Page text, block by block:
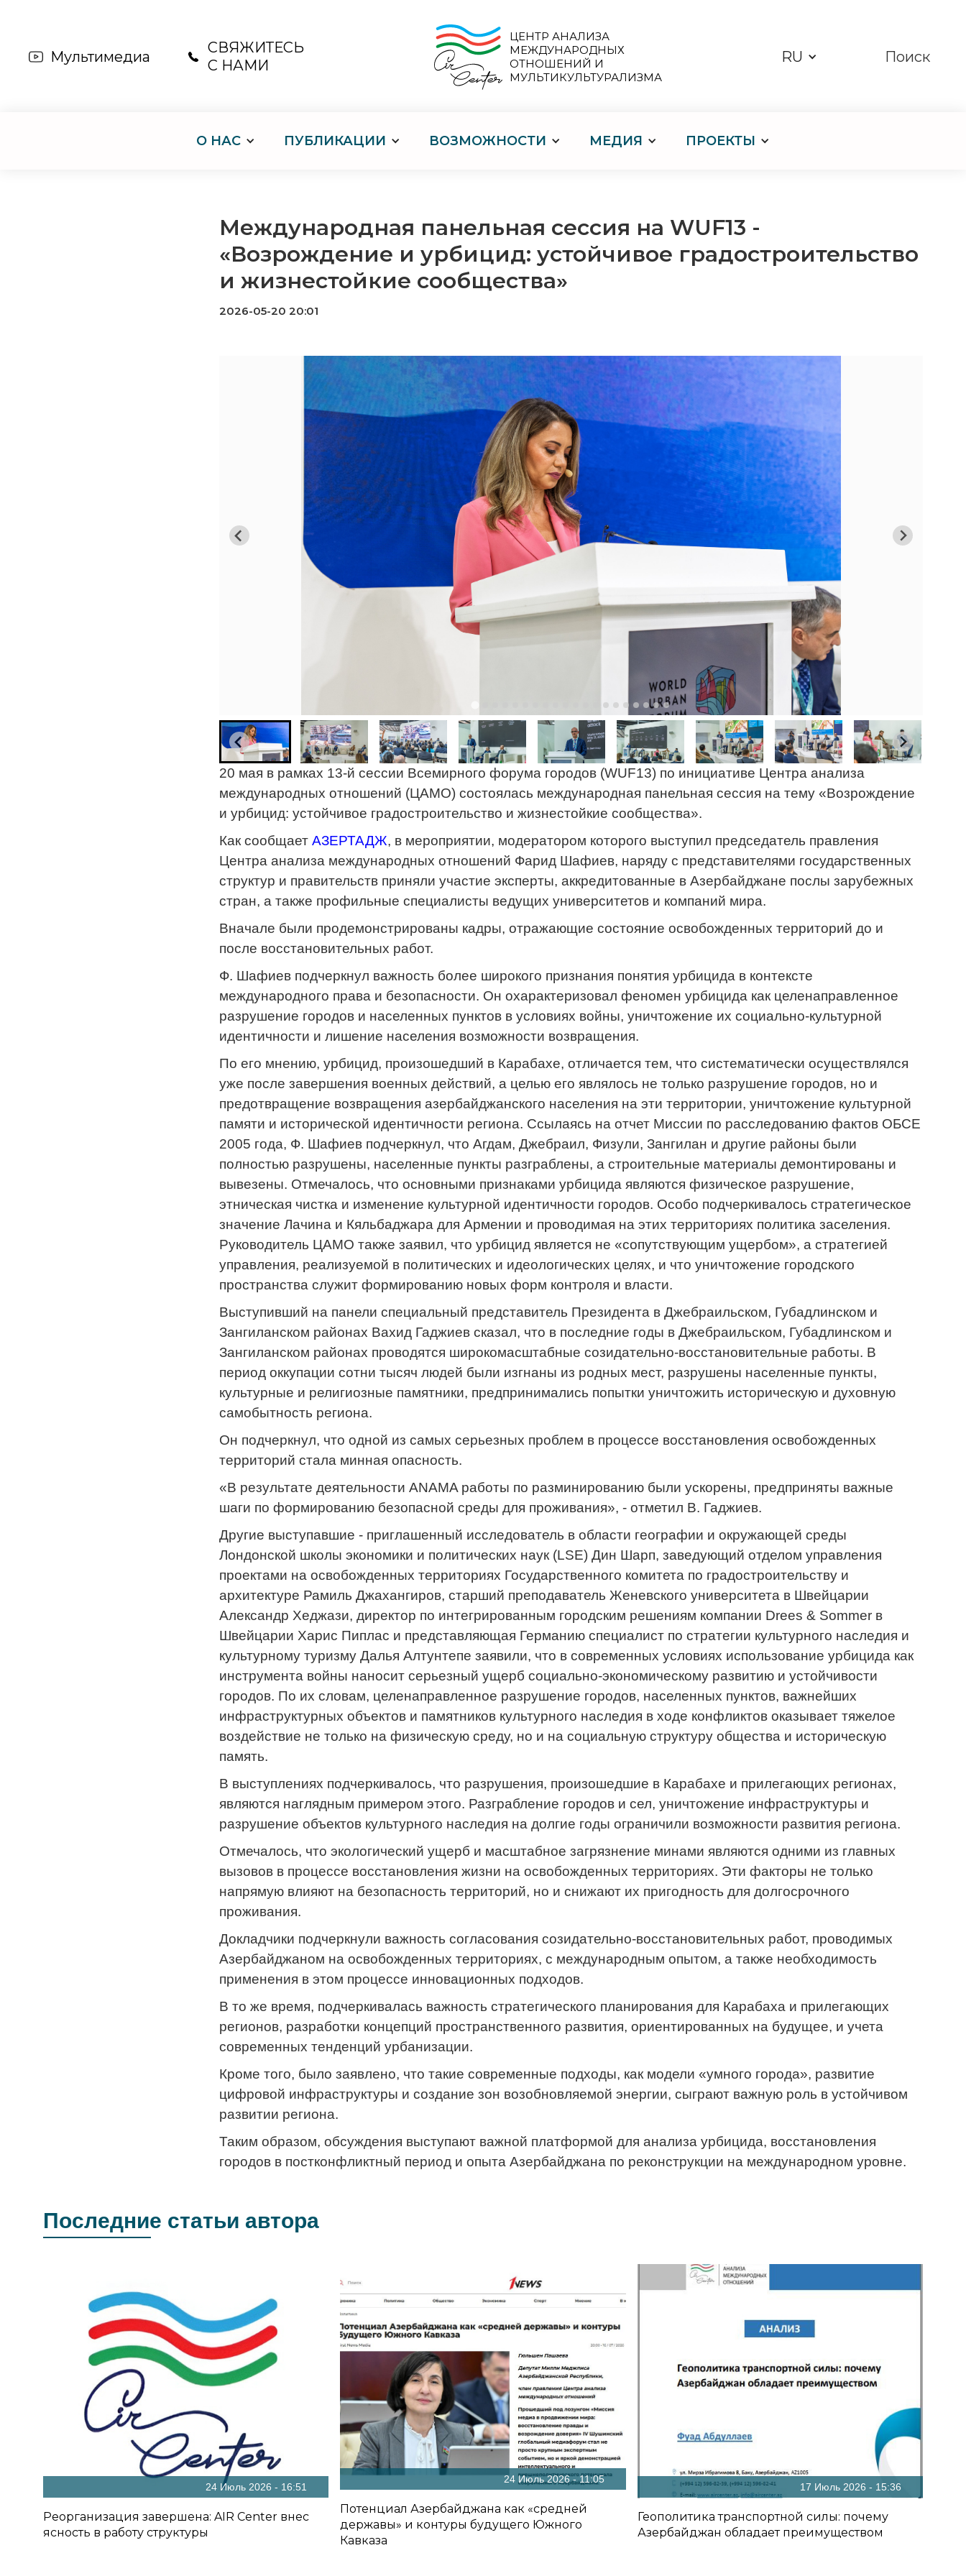
Мультимедиа
СВЯЖИТЕСЬ
С НАМИ
ЦЕНТР АНАЛИЗА
МЕЖДУНАРОДНЫХ
ОТНОШЕНИЙ И
МУЛЬТИКУЛЬТУРАЛИЗМА
RU Поиск
О НАС ПУБЛИКАЦИИ ВОЗМОЖНОСТИ МЕДИЯ ПРОЕКТЫ
Международная панельная сессия на WUF13 -
«Возрождение и урбицид: устойчивое градостроительство
и жизнестойкие сообщества»
2026-05-20 20:01
20 мая в рамках 13-й сессии Всемирного форума городов (WUF13) по инициативе Центра анализа
международных отношений (ЦАМО) состоялась международная панельная сессия на тему «Возрождение
и урбицид: устойчивое градостроительство и жизнестойкие сообщества».
Как сообщает АЗЕРТАДЖ, в мероприятии, модератором которого выступил председатель правления
Центра анализа международных отношений Фарид Шафиев, наряду с представителями государственных
структур и правительств приняли участие эксперты, аккредитованные в Азербайджане послы зарубежных
стран, а также профильные специалисты ведущих университетов и компаний мира.
Вначале были продемонстрированы кадры, отражающие состояние освобожденных территорий до и
после восстановительных работ.
Ф. Шафиев подчеркнул важность более широкого признания понятия урбицида в контексте
международного права и безопасности. Он охарактеризовал феномен урбицида как целенаправленное
разрушение городов и населенных пунктов в условиях войны, уничтожение их социально-культурной
идентичности и лишение населения возможности возвращения.
По его мнению, урбицид, произошедший в Карабахе, отличается тем, что систематически осуществлялся
уже после завершения военных действий, а целью его являлось не только разрушение городов, но и
предотвращение возвращения азербайджанского населения на эти территории, уничтожение культурной
памяти и исторической идентичности региона. Ссылаясь на отчет Миссии по расследованию фактов ОБСЕ
2005 года, Ф. Шафиев подчеркнул, что Агдам, Джебраил, Физули, Зангилан и другие районы были
полностью разрушены, населенные пункты разграблены, а строительные материалы демонтированы и
вывезены. Отмечалось, что основными признаками урбицида являются физическое разрушение,
этническая чистка и изменение культурной идентичности городов. Особо подчеркивалось стратегическое
значение Лачина и Кяльбаджара для Армении и проводимая на этих территориях политика заселения.
Руководитель ЦАМО также заявил, что урбицид является не «сопутствующим ущербом», а стратегией
управления, реализуемой в политических и идеологических целях, и что уничтожение городского
пространства служит формированию новых форм контроля и власти.
Выступивший на панели специальный представитель Президента в Джебраильском, Губадлинском и
Зангиланском районах Вахид Гаджиев сказал, что в последние годы в Джебраильском, Губадлинском и
Зангиланском районах проводятся широкомасштабные созидательно-восстановительные работы. В
период оккупации сотни тысяч людей были изгнаны из родных мест, разрушены населенные пункты,
культурные и религиозные памятники, предпринимались попытки уничтожить историческую и духовную
самобытность региона.
Он подчеркнул, что одной из самых серьезных проблем в процессе восстановления освобожденных
территорий стала минная опасность.
«В результате деятельности ANAMA работы по разминированию были ускорены, предприняты важные
шаги по формированию безопасной среды для проживания», - отметил В. Гаджиев.
Другие выступавшие - приглашенный исследователь в области географии и окружающей среды
Лондонской школы экономики и политических наук (LSE) Дин Шарп, заведующий отделом управления
проектами на освобожденных территориях Государственного комитета по градостроительству и
архитектуре Рамиль Джахангиров, старший преподаватель Женевского университета в Швейцарии
Александр Хеджази, директор по интегрированным городским решениям компании Drees & Sommer в
Швейцарии Харис Пиплас и представляющая Германию специалист по стратегии культурного наследия и
культурному туризму Далья Алтунтепе заявили, что в современных условиях использование урбицида как
инструмента войны наносит серьезный ущерб социально-экономическому развитию и устойчивости
городов. По их словам, целенаправленное разрушение городов, населенных пунктов, важнейших
инфраструктурных объектов и памятников культурного наследия в ходе конфликтов оказывает тяжелое
воздействие не только на физическую среду, но и на социальную структуру общества и историческую
память.
В выступлениях подчеркивалось, что разрушения, произошедшие в Карабахе и прилегающих регионах,
являются наглядным примером этого. Разграбление городов и сел, уничтожение инфраструктуры и
разрушение объектов культурного наследия на долгие годы ограничили возможности развития региона.
Отмечалось, что экологический ущерб и масштабное загрязнение минами являются одними из главных
вызовов в процессе восстановления жизни на освобожденных территориях. Эти факторы не только
напрямую влияют на безопасность территорий, но и снижают их пригодность для долгосрочного
проживания.
Докладчики подчеркнули важность согласования созидательно-восстановительных работ, проводимых
Азербайджаном на освобожденных территориях, с международным опытом, а также необходимость
применения в этом процессе инновационных подходов.
В то же время, подчеркивалась важность стратегического планирования для Карабаха и прилегающих
регионов, разработки концепций пространственного развития, ориентированных на будущее, и учета
современных тенденций урбанизации.
Кроме того, было заявлено, что такие современные подходы, как модели «умного города», развитие
цифровой инфраструктуры и создание зон возобновляемой энергии, сыграют важную роль в устойчивом
развитии региона.
Таким образом, обсуждения выступают важной платформой для анализа урбицида, восстановления
городов в постконфликтный период и опыта Азербайджана по реконструкции на международном уровне.
Последние статьи автора
24 Июль 2026 - 16:51
Реорганизация завершена: AIR Center внес
ясность в работу структуры
24 Июль 2026 - 11:05
Потенциал Азербайджана как «средней
державы» и контуры будущего Южного
Кавказа
17 Июль 2026 - 15:36
Геополитика транспортной силы: почему
Азербайджан обладает преимуществом